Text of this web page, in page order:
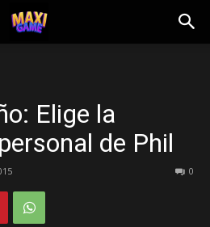
Elige la
de Phil
0